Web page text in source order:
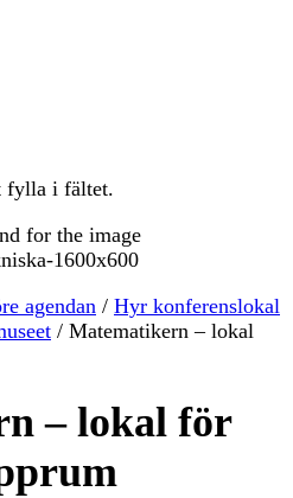
fylla i fältet.
agendan / Hyr konferenslokal
/ Matematikern – lokal
– lokal för